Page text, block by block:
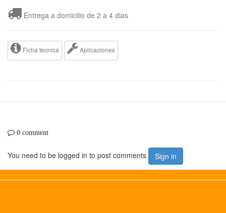
Entrega a domicilio de 2 a 4 dias
Ficha tecnica Aplicaciones
0 comment
You need to be logged in to post comments Sign in